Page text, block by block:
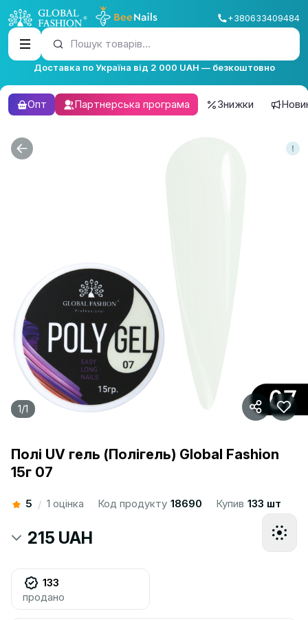
+380633409484
Пошук товарів...
Доставка по Україна від 2 000 UAH — безкоштовно
Опт Партнерська програма Знижки
1/1
Полі UV гель (Полігель) Global Fashion
15г 07
5 / 1 оцінка Код продукту 18690 Купив 133 шт
215 UAH
133
продано